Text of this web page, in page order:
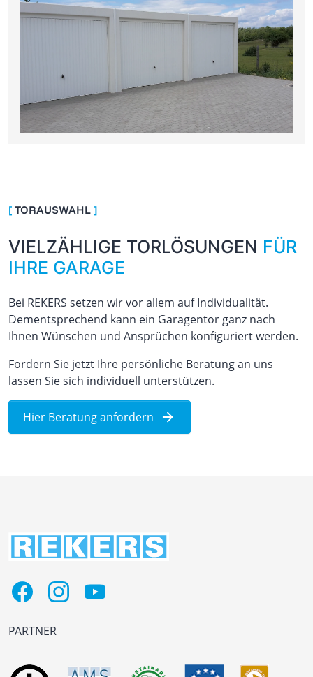
[ TORAUSWAHL ]
VIELZÄHLIGE TORLÖSUNGEN FÜR
IHRE GARAGE
Bei REKERS setzen wir vor allem auf Individualität.
Dementsprechend kann ein Garagentor ganz nach
Ihnen Wünschen und Ansprüchen konfiguriert werden.
Fordern Sie jetzt Ihre persönliche Beratung an uns
lassen Sie sich individuell unterstützen.
Hier Beratung anfordern
PARTNER